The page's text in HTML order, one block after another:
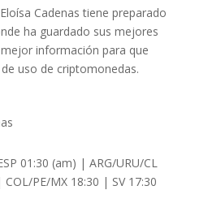
Cadenas tiene preparado
ha guardado sus mejores
información para que
uso de criptomonedas.
01:30 (am) | ARG/URU/CL
PE/MX 18:30 | SV 17:30